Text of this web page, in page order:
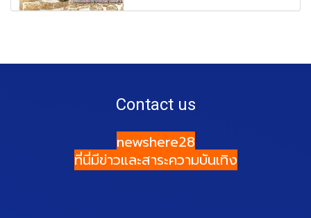
Contact us
newshere28
ที่นี่มีข่าวและสาระความบันเทิง